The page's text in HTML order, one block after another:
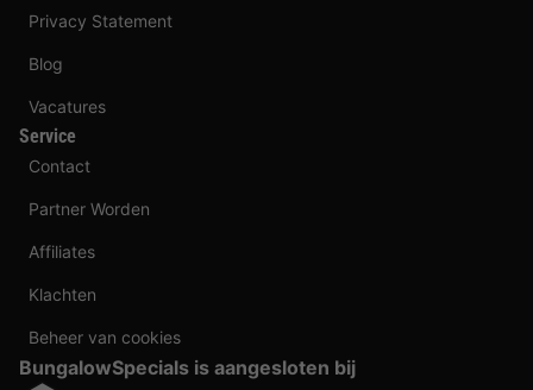
Privacy Statement
Blog
Vacatures
Service
Contact
Partner Worden
Affiliates
Klachten
Beheer van cookies
BungalowSpecials is aangesloten bij